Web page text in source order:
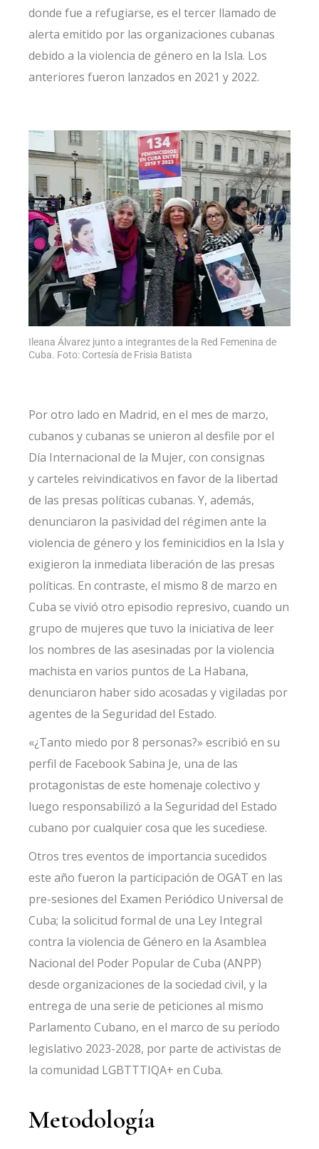
donde fue a refugiarse, es el tercer llamado de
alerta emitido por las organizaciones cubanas
debido a la violencia de género en la Isla. Los
anteriores fueron lanzados en 2021 y 2022.
Ileana Álvarez junto a integrantes de la Red Femenina de
Cuba. Foto: Cortesía de Frisia Batista
Por otro lado en Madrid, en el mes de marzo,
cubanos y cubanas se unieron al desfile por el
Día Internacional de la Mujer, con consignas
ycarteles reivindicativos en favor de la libertad
de las presas políticas cubanas. Y, además,
denunciaron la pasividad del régimen ante la
violencia de género y los feminicidios en la Isla y
exigieron la inmediata liberación de las presas
políticas. En contraste, el mismo 8 de marzo en
Cuba se vivió otro episodio represivo, cuando un
grupo de mujeres que tuvo la iniciativa de leer
los nombres de las asesinadas por la violencia
machista en varios puntos de La Habana,
denunciaron haber sido acosadas y vigiladas por
agentes de la Seguridad del Estado.
«¿Tanto miedo por 8 personas?» escribió en su
perfil de Facebook Sabina Je, una de las
protagonistas de este homenaje colectivo y
luego responsabilizó a la Seguridad del Estado
cubano por cualquier cosa que les sucediese.
Otros tres eventos de importancia sucedidos
este año fueron la participación de OGAT en las
pre-sesiones del Examen Periódico Universal de
Cuba; la solicitud formal de una Ley Integral
contra la violencia de Género en la Asamblea
Nacional del Poder Popular de Cuba (ANPP)
desde organizaciones de la sociedad civil, y la
entrega de una serie de peticiones al mismo
Parlamento Cubano, en el marco de su período
legislativo 2023-2028, por parte de activistas de
la comunidad LGBTTTIQA+ en Cuba.
Metodología